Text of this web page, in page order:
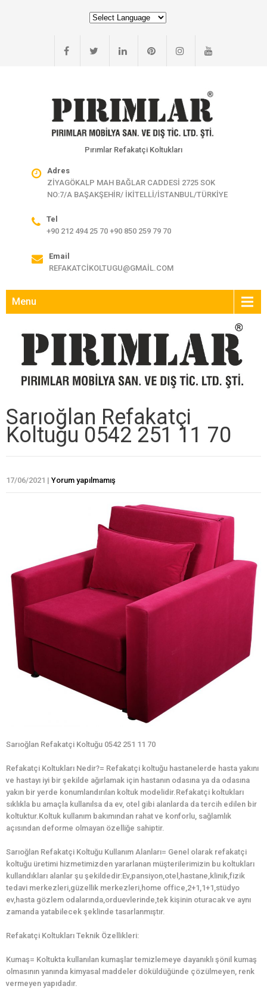
Pırımlar Refakatçi Koltukları
Adres
ZİYAGÖKALP MAH BAĞLAR CADDESİ 2725 SOK
NO:7/A BAŞAKŞEHİR/ İKİTELLİ/İSTANBUL/TÜRKİYE
Tel
+90 212 494 25 70 +90 850 259 79 70
Email
REFAKATCIKOLTUGU@GMAIL.COM
Menu
Sarıoğlan Refakatçi
Koltuğu 0542 251 11 70
17/06/2021 | Yorum yapılmamış
Sarıoğlan Refakatçi Koltuğu 0542 251 11 70
Refakatçi Koltukları Nedir?= Refakatçi koltuğu hastanelerde hasta yakını
ve hastayı iyi bir şekilde ağırlamak için hastanın odasına ya da odasına
yakın bir yerde konumlandırılan koltuk modelidir.Refakatçi koltukları
sıklıkla bu amaçla kullanılsa da ev, otel gibi alanlarda da tercih edilen bir
koltuktur.Koltuk kullanım bakımından rahat ve konforlu, sağlamlık
açısından deforme olmayan özelliğe sahiptir.
Sarıoğlan Refakatçi Koltuğu Kullanım Alanları= Genel olarak refakatçi
koltuğu üretimi hizmetimizden yararlanan müşterilerimizin bu koltukları
kullandıkları alanlar şu şekildedir:Ev,pansiyon,otel,hastane,klinik,fizik
tedavi merkezleri,güzellik merkezleri,home office,2+1,1+1,stüdyo
ev,hasta gözlem odalarında,orduevlerinde,tek kişinin oturacak ve aynı
zamanda yatabilecek şeklinde tasarlanmıştır.
Refakatçi Koltukları Teknik Özellikleri:
Kumaş= Koltukta kullanılan kumaşlar temizlemeye dayanıklı şönil kumaş
olmasının yanında kimyasal maddeler döküldüğünde çözülmeyen, renk
vermeyen yapıdadır.